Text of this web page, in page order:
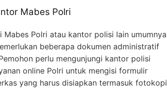
Mabes Polri
Mabes Polri atau kantor polisi lain umumnya
beberapa dokumen administratif
perlu mengunjungi kantor polisi
online Polri untuk mengisi formulir
yang harus disiapkan termasuk fotokopi